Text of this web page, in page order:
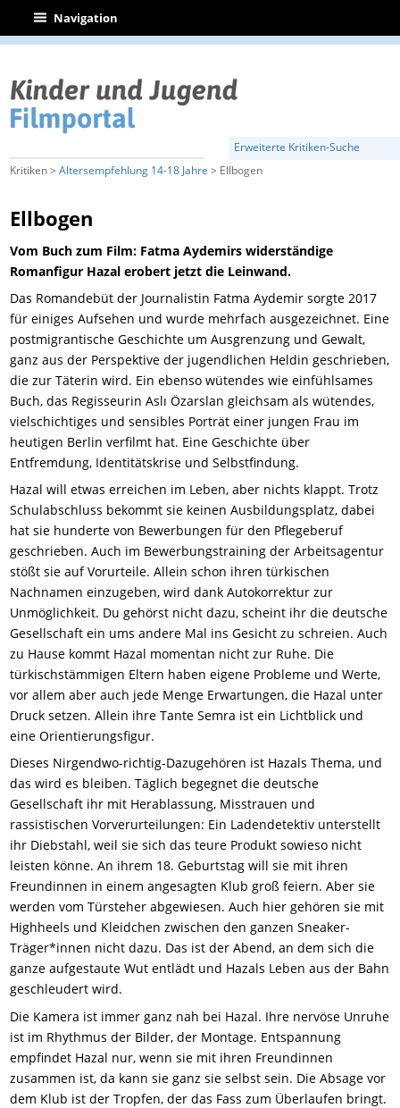
| Navigation
Erweiterte Kritiken-Suche
Kritiken >Altersempfehlung 14-18 Jahre > Ellbogen
Ellbogen
Vom Buch zum Film: Fatma Aydemirs widerständige
Romanfigur Hazal erobert jetzt die Leinwand.
Das Romandebüt der Journalistin Fatma Aydemir sorgte 2017
für einiges Aufsehen und wurde mehrfach ausgezeichnet. Eine
postmigrantische Geschichte um Ausgrenzung und Gewalt,
ganz aus der Perspektive der jugendlichen Heldin geschrieben,
die zur Täterin wird. Ein ebenso wütendes wie einfühlsames
Buch, das Regisseurin Aslı Özarslan gleichsam als wütendes,
vielschichtiges und sensibles Porträt einer jungen Frau im
heutigen Berlin verfilmt hat. Eine Geschichte über
Entfremdung, Identitätskrise und Selbstfindung.
Hazal will etwas erreichen im Leben, aber nichts klappt. Trotz
Schulabschluss bekommt sie keinen Ausbildungsplatz, dabei
hat sie hunderte von Bewerbungen für den Pflegeberuf
geschrieben. Auch im Bewerbungstraining der Arbeitsagentur
stößt sie auf Vorurteile. Allein schon ihren türkischen
Nachnamen einzugeben, wird dank Autokorrektur zur
Unmöglichkeit. Du gehörst nicht dazu, scheint ihr die deutsche
Gesellschaft ein ums andere Mal ins Gesicht zu schreien. Auch
zu Hause kommt Hazal momentan nicht zur Ruhe. Die
türkischstämmigen Eltern haben eigene Probleme und Werte,
vor allem aber auch jede Menge Erwartungen, die Hazal unter
Druck setzen. Allein ihre Tante Semra ist ein Lichtblick und
eine Orientierungsfigur.
Dieses Nirgendwo-richtig-Dazugehören ist Hazals Thema, und
das wird es bleiben. Täglich begegnet die deutsche
Gesellschaft ihr mit Herablassung, Misstrauen und
rassistischen Vorverurteilungen: Ein Ladendetektiv unterstellt
ihr Diebstahl, weil sie sich das teure Produkt sowieso nicht
leisten könne. An ihrem 18. Geburtstag will sie mit ihren
Freundinnen in einem angesagten Klub groß feiern. Aber sie
werden vom Türsteher abgewiesen. Auch hier gehören sie mit
Highheels und Kleidchen zwischen den ganzen Sneaker-
Träger*innen nicht dazu. Das ist der Abend, an dem sich die
ganze aufgestaute Wut entlädt und Hazals Leben aus der Bahn
geschleudert wird.
Die Kamera ist immer ganz nah bei Hazal. Ihre nervöse Unruhe
ist im Rhythmus der Bilder, der Montage. Entspannung
empfindet Hazal nur, wenn sie mit ihren Freundinnen
zusammen ist, da kann sie ganz sie selbst sein. Die Absage vor
dem Klub ist der Tropfen, der das Fass zum Überlaufen bringt.